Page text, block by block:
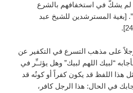
لم يشكَّ في استخفافهم بالشرع
[بغية المسترشدين للشيخ عبد
على مذهب التسرع في التكفير عن
“لبيك اللهم لبيك” وهل يؤثــِّر في
هذا اللفظ قد يكون كفراً أو كونُه قد
في الحال: هذا الرجل كافر،